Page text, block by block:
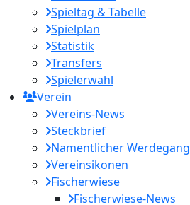
Spieltag & Tabelle
Spielplan
Statistik
Transfers
Spielerwahl
Verein
Vereins-News
Steckbrief
Namentlicher Werdegang
Vereinsikonen
Fischerwiese
Fischerwiese-News